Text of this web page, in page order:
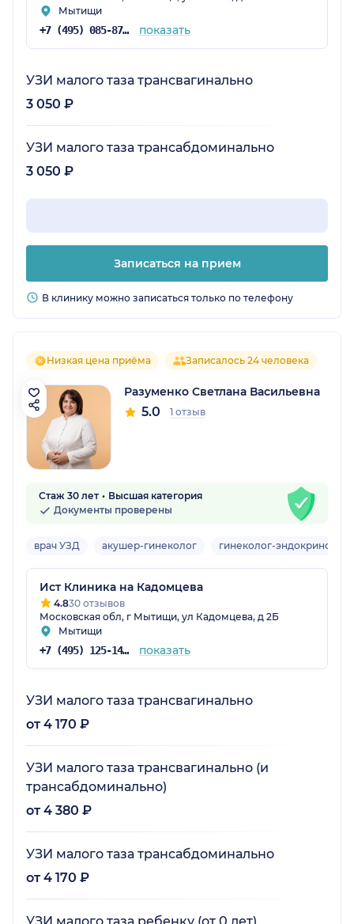
Мытищи
+7 (495) 085-87-25 показать
УЗИ малого таза трансвагинально
3 050 ₽
УЗИ малого таза трансабдоминально
3 050 ₽
Записаться на прием
В клинику можно записаться только по телефону
Низкая цена приёма Записалось 24 человека
Разуменко Светлана Васильевна
5.0 1 отзыв
Стаж 30 лет
Высшая категория
Документы проверены
врач УЗД акушер-гинеколог гинеколог-эндокринолог
Ист Клиника на Кадомцева
4.830 отзывов
Московская обл, г Мытищи, ул Кадомцева, д 2Б
Мытищи
+7 (495) 125-14-89 показать
УЗИ малого таза трансвагинально
от 4 170 ₽
УЗИ малого таза трансвагинально (и
трансабдоминально)
от 4 380 ₽
УЗИ малого таза трансабдоминально
от 4 170 ₽